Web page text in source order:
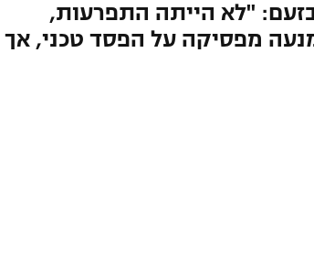
בזעם: "לא הייתה התפרעות,
מפסיקה על הפסד טכני, אך